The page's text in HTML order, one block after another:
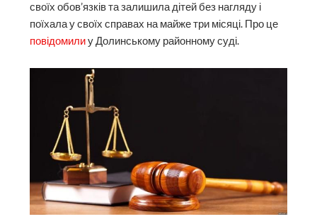
своїх обов’язків та залишила дітей без нагляду і
поїхала у своїх справах на майже три місяці. Про це
повідомилиу Долинському районному суді.